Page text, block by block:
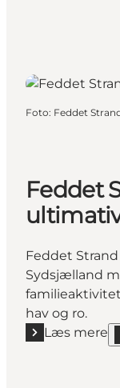
Foto: Feddet
Feddet
Feddet
Sydsjælland
hav og ro.
Læs mere
Læs mere